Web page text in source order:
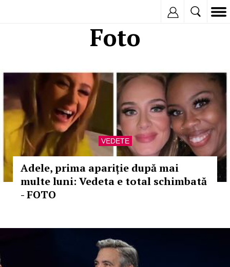
Foto
VEDETE
Adele, prima apariție după mai
multe luni: Vedeta e total schimbată
- FOTO